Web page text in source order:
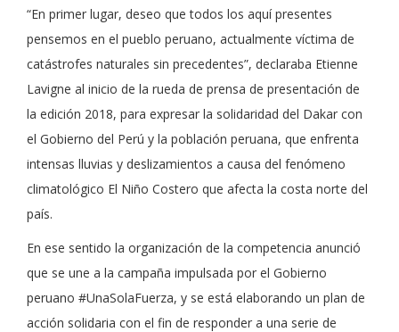
“En primer lugar, deseo que todos los aquí presentes
pensemos en el pueblo peruano, actualmente víctima de
catástrofes naturales sin precedentes”, declaraba Etienne
Lavigne al inicio de la rueda de prensa de presentación de
la edición 2018, para expresar la solidaridad del Dakar con
el Gobierno del Perú y la población peruana, que enfrenta
intensas lluvias y deslizamientos a causa del fenómeno
climatológico El Niño Costero que afecta la costa norte del
país.
En ese sentido la organización de la competencia anunció
que se une a la campaña impulsada por el Gobierno
peruano #UnaSolaFuerza, y se está elaborando un plan de
acción solidaria con el fin de responder a una serie de